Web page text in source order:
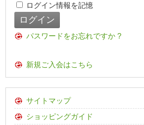
ログイン情報を記憶
パスワードをお忘れですか ?
新規ご入会はこちら
サイトマップ
ショッピングガイド